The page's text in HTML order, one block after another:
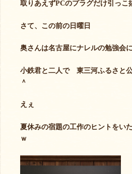
取りあえずPCのプラグだけ引っこ
さて、この前の日曜日
奥さんは名古屋にナレルの勉強会
小鉄君と二人で 東三河ふるさと
＾
えぇ
夏休みの宿題の工作のヒントをい
ｗ